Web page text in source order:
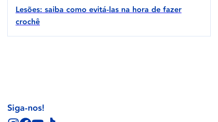
Lesões: saiba como evitá-las na hora de fazer
crochê
Siga-nos!